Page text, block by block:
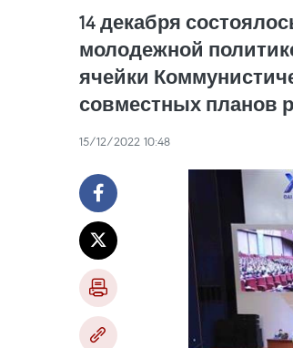
14 декабря
молодежной
ячейки
совместных планов
15/12/2022 10:48